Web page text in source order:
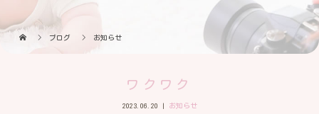
ブログ お知らせ
ワクワク
2023.06.20 お知らせ